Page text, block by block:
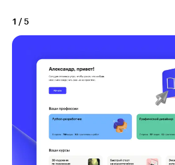
1 / 5